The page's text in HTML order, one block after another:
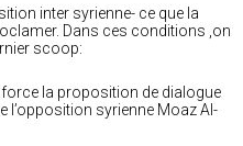
inter syrienne- ce que la
Dans ces conditions ,on
scoop:
la proposition de dialogue
l’opposition syrienne Moaz Al-